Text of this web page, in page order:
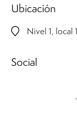
Ubicación
Nivel 1, local
Social